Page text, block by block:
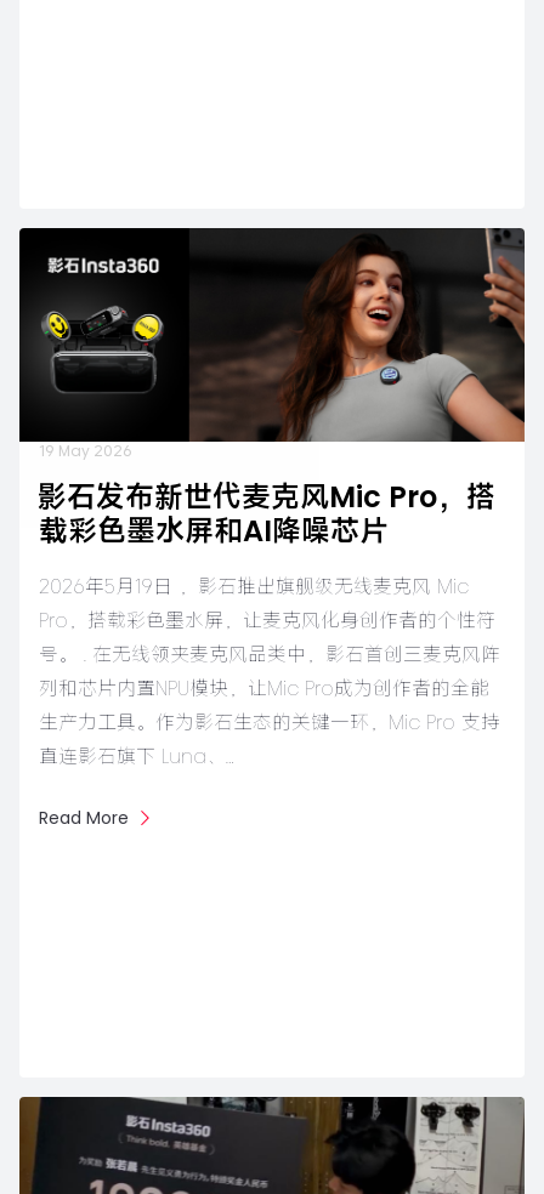
19 May 2026
影石发布新世代麦克风Mic Pro，搭
载彩色墨水屏和AI降噪芯片
2026年5月19日 ，影石推出旗舰级无线麦克风 Mic
Pro，搭载彩色墨水屏，让麦克风化身创作者的个性符
号。 . 在无线领夹麦克风品类中，影石首创三麦克风阵
列和芯片内置NPU模块，让Mic Pro成为创作者的全能
生产力工具。作为影石生态的关键一环，Mic Pro 支持
直连影石旗下 Luna、…
Read More